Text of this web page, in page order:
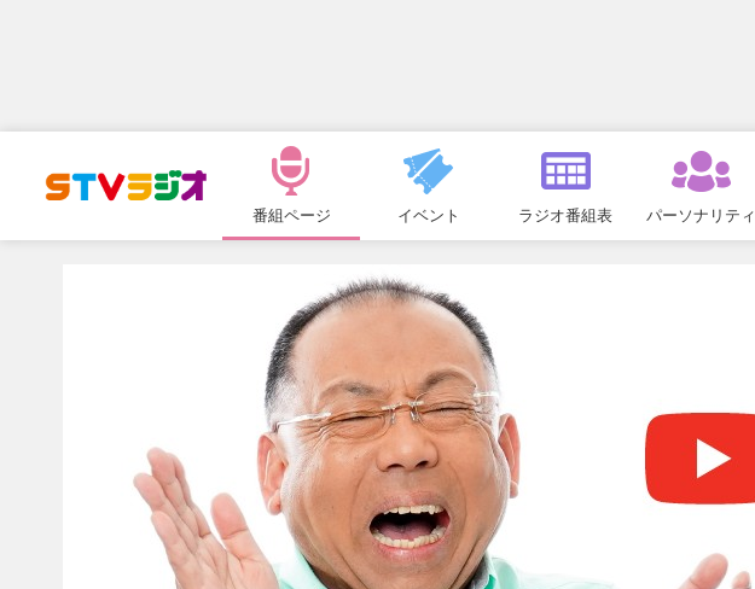
ュ
番組ページ イベント ラジオ番組表 パーソナリティ